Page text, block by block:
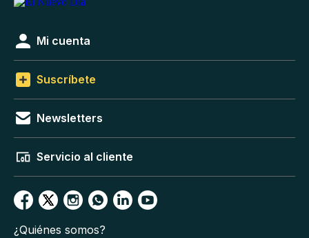
Mi cuenta
Suscríbete
Newsletters
Servicio al cliente
¿Quiénes somos?